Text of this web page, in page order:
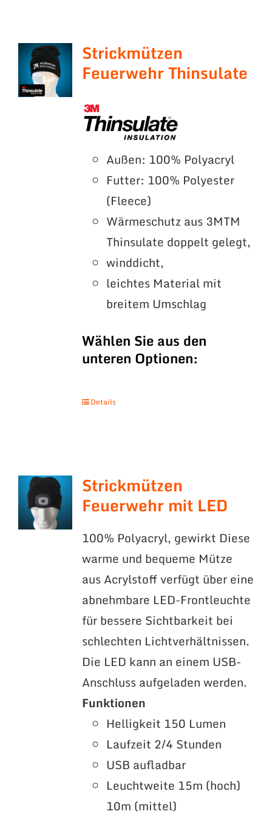
Strickmützen
Feuerwehr Thinsulate
Außen: 100% Polyacryl
Futter: 100% Polyester
(Fleece)
Wärmeschutz aus 3MTM
Thinsulate doppelt gelegt,
winddicht,
leichtes Material mit
breitem Umschlag
Wählen Sie aus den
unteren Optionen:
Details
Strickmützen
Feuerwehr mit LED
100% Polyacryl, gewirkt Diese
warme und bequeme Mütze
aus Acrylstoff verfügt über eine
abnehmbare LED-Frontleuchte
für bessere Sichtbarkeit bei
schlechten Lichtverhältnissen.
Die LED kann an einem USB-
Anschluss aufgeladen werden.
Funktionen
Helligkeit 150 Lumen
Laufzeit 2/4 Stunden
USB aufladbar
Leuchtweite 15m (hoch)
10m (mittel)